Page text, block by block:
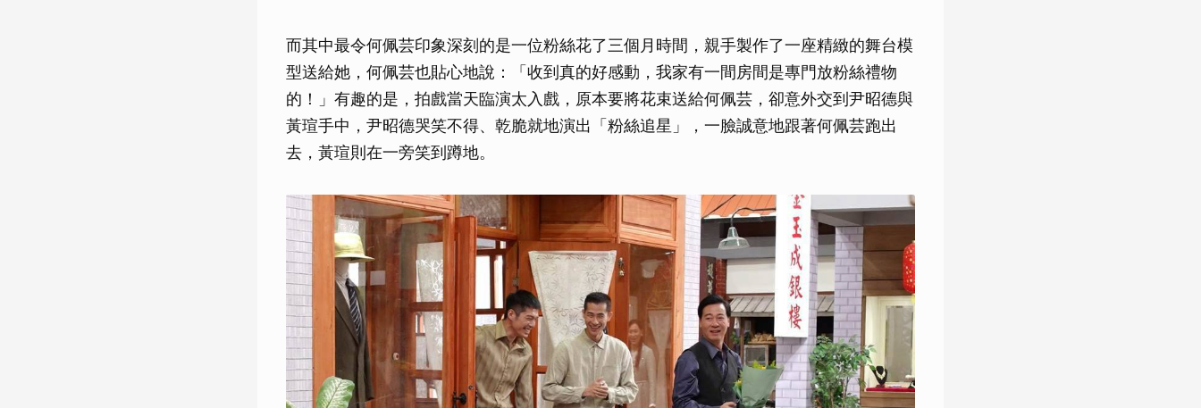
而其中最令何佩芸印象深刻的是一位粉絲花了三個月時間，親手製作了一座精緻的舞台模
型送給她，何佩芸也貼心地說：「收到真的好感動，我家有一間房間是專門放粉絲禮物
的！」有趣的是，拍戲當天臨演太入戲，原本要將花束送給何佩芸，卻意外交到尹昭德與
黃瑄手中，尹昭德哭笑不得、乾脆就地演出「粉絲追星」，一臉誠意地跟著何佩芸跑出
去，黃瑄則在一旁笑到蹲地。